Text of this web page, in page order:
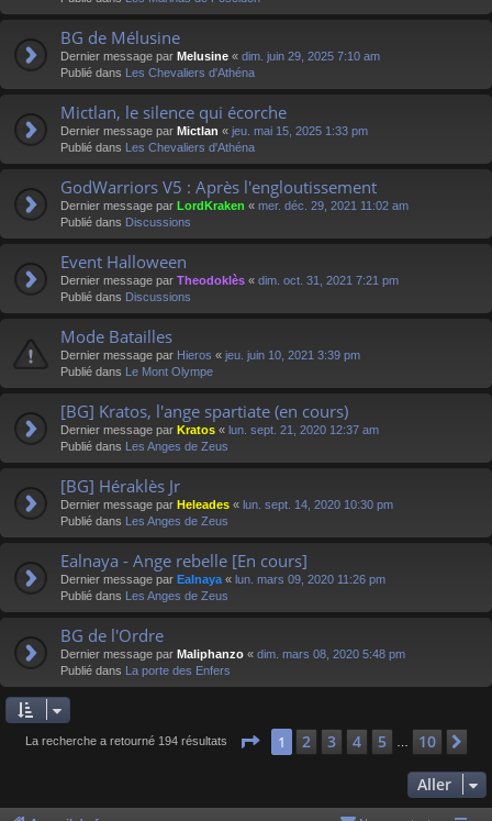
BG de Mélusine
Dernier message par Melusine « dim. juin 29, 2025 7:10 am
Publié dans Les Chevaliers d'Athéna
Mictlan, le silence qui écorche
Dernier message par Mictlan « jeu. mai 15, 2025 1:33 pm
Publié dans Les Chevaliers d'Athéna
GodWarriors V5 : Après l'engloutissement
Dernier message par LordKraken « mer. déc. 29, 2021 11:02 am
Publié dans Discussions
Event Halloween
Dernier message par Theodoklès « dim. oct. 31, 2021 7:21 pm
Publié dans Discussions
Mode Batailles
Dernier message par Hieros « jeu. juin 10, 2021 3:39 pm
Publié dans Le Mont Olympe
[BG] Kratos, l'ange spartiate (en cours)
Dernier message par Kratos « lun. sept. 21, 2020 12:37 am
Publié dans Les Anges de Zeus
[BG] Héraklès Jr
Dernier message par Heleades « lun. sept. 14, 2020 10:30 pm
Publié dans Les Anges de Zeus
Ealnaya - Ange rebelle [En cours]
Dernier message par Ealnaya « lun. mars 09, 2020 11:26 pm
Publié dans Les Anges de Zeus
BG de l'Ordre
Dernier message par Maliphanzo « dim. mars 08, 2020 5:48 pm
Publié dans La porte des Enfers
La recherche a retourné 194 résultats Page 1sur 10
1 2 3 4 5 10
Aller